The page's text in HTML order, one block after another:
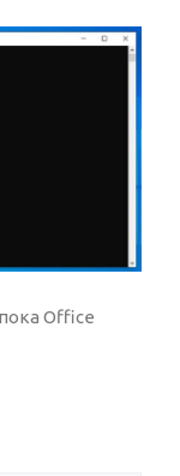
Office